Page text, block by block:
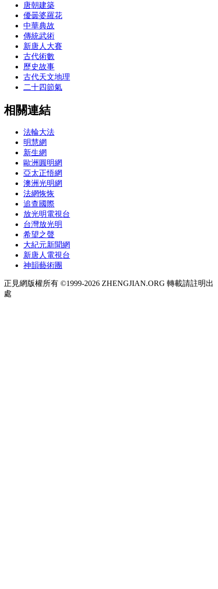
唐朝建築
優曇婆羅花
中華典故
傳統武術
新唐人大賽
古代術數
歷史故事
古代天文地理
二十四節氣
相關連結
法輪大法
明慧網
新生網
歐洲圓明網
亞太正悟網
澳洲光明網
法網恢恢
追查國際
放光明電視台
台灣放光明
希望之聲
大紀元新聞網
新唐人電視台
神韻藝術團
正見網版權所有 ©1999-2026 ZHENGJIAN.ORG 轉載請註明出
處